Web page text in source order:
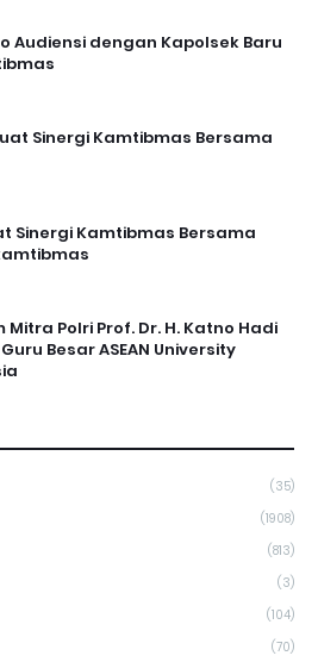
Audiensi dengan Kapolsek Baru
Sinergi Kamtibmas Bersama
Sinergi Kamtibmas Bersama
Polri Prof. Dr. H. Katno Hadi
Besar ASEAN University
(35)
(1908)
(813)
(3)
(104)
(70)